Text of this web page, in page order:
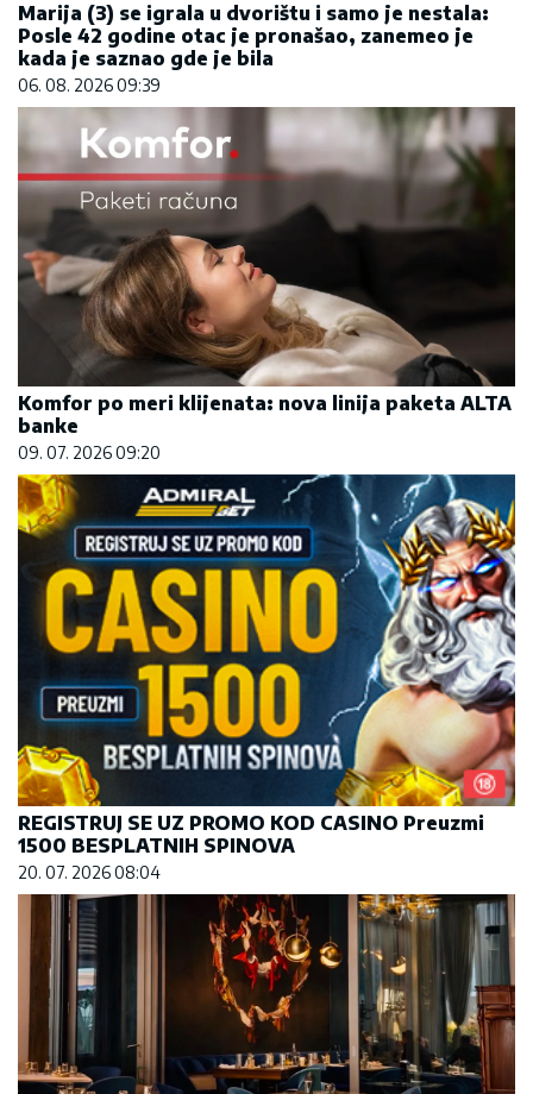
Marija (3) se igrala u dvorištu i samo je nestala:
Posle 42 godine otac je pronašao, zanemeo je
kada je saznao gde je bila
06. 08. 2026 09:39
Komfor po meri klijenata: nova linija paketa ALTA
banke
09. 07. 2026 09:20
REGISTRUJ SE UZ PROMO KOD CASINO Preuzmi
1500 BESPLATNIH SPINOVA
20. 07. 2026 08:04